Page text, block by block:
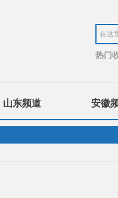
热门
山东频道 安徽